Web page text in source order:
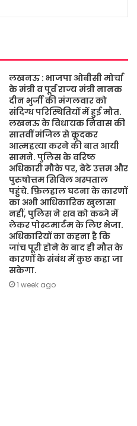
लखनऊ : भाजपा ओबीसी मोर्चा
के मंत्री व पूर्व राज्य मंत्री नानक
दीन भुर्जी की मंगलवार को
संदिग्ध परिस्थितियों में हुई मौत.
लखनऊ के विधायक निवास की
सातवीं मंजिल से कूदकर
आत्महत्या करने की बात आयी
सामने. पुलिस के वरिष्ठ
अधिकारी मौके पर, बेटे उत्तम और
पुरुषोत्तम सिविल अस्पताल
पहुंचे. फ़िलहाल घटना के कारणों
का अभी आधिकारिक खुलासा
नहीं, पुलिस ने शव को कब्जे में
लेकर पोस्टमार्टम के लिए भेजा.
अधिकारियों का कहना है कि
जांच पूरी होने के बाद ही मौत के
कारणों के संबंध में कुछ कहा जा
सकेगा.
1 week ago